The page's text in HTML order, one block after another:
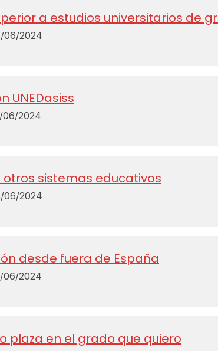
a estudios universitarios de
06/2024
UNEDasiss
06/2024
otros sistemas educativos
06/2024
desde fuera de España
06/2024
plaza en el grado que quiero